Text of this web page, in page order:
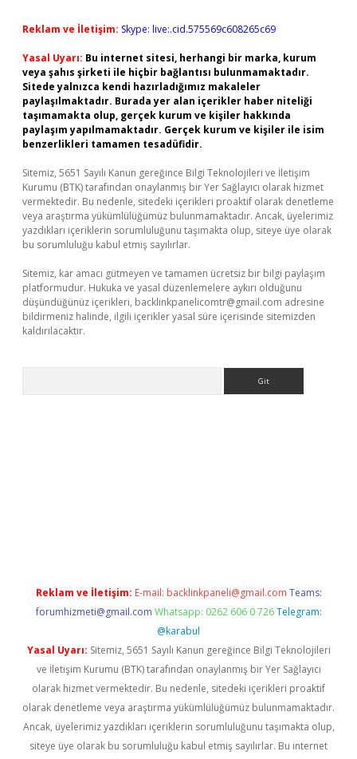
Reklam ve İletişim: Skype: live:.cid.575569c608265c69
Yasal Uyarı: Bu internet sitesi, herhangi bir marka, kurum
veya şahıs şirketi ile hiçbir bağlantısı bulunmamaktadır.
Sitede yalnızca kendi hazırladığımız makaleler
paylaşılmaktadır. Burada yer alan içerikler haber niteliği
taşımamakta olup, gerçek kurum ve kişiler hakkında
paylaşım yapılmamaktadır. Gerçek kurum ve kişiler ile isim
benzerlikleri tamamen tesadüfidir.
Sitemiz, 5651 Sayılı Kanun gereğince Bilgi Teknolojileri ve İletişim
Kurumu (BTK) tarafından onaylanmış bir Yer Sağlayıcı olarak hizmet
vermektedir. Bu nedenle, sitedeki içerikleri proaktif olarak denetleme
veya araştırma yükümlülüğümüz bulunmamaktadır. Ancak, üyelerimiz
yazdıkları içeriklerin sorumluluğunu taşımakta olup, siteye üye olarak
bu sorumluluğu kabul etmiş sayılırlar.
Sitemiz, kar amacı gütmeyen ve tamamen ücretsiz bir bilgi paylaşım
platformudur. Hukuka ve yasal düzenlemelere aykırı olduğunu
düşündüğünüz içerikleri, backlinkpanelicomtr@gmail.com adresine
bildirmeniz halinde, ilgili içerikler yasal süre içerisinde sitemizden
kaldırılacaktır.
Reklam ve İletişim: E-mail: backlinkpaneli@gmail.com Teams:
forumhizmeti@gmail.com Whatsapp: 0262 606 0 726 Telegram:
@karabul
Yasal Uyarı: Sitemiz, 5651 Sayılı Kanun gereğince Bilgi Teknolojileri
ve İletişim Kurumu (BTK) tarafından onaylanmış bir Yer Sağlayıcı
olarak hizmet vermektedir. Bu nedenle, sitedeki içerikleri proaktif
olarak denetleme veya araştırma yükümlülüğümüz bulunmamaktadır.
Ancak, üyelerimiz yazdıkları içeriklerin sorumluluğunu taşımakta olup,
siteye üye olarak bu sorumluluğu kabul etmiş sayılırlar. Bu internet